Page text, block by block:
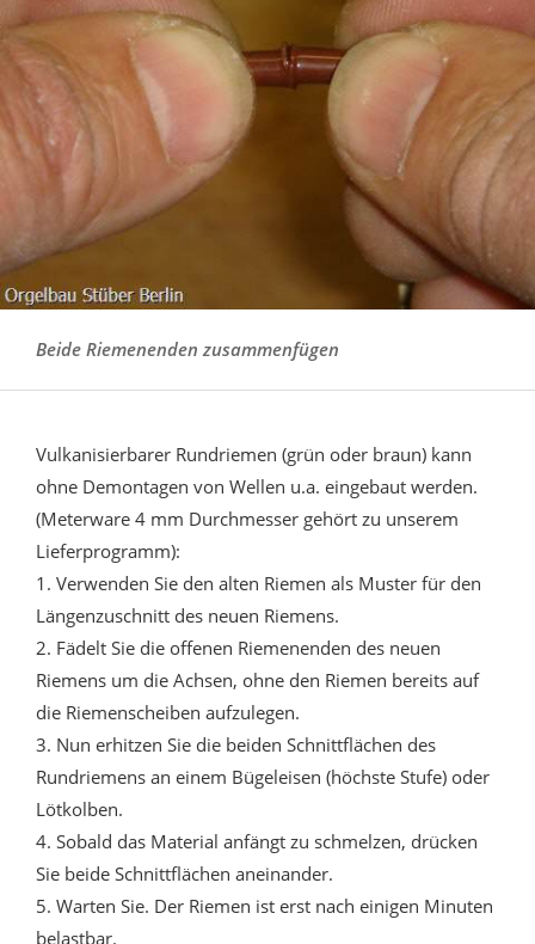
Beide Riemenenden zusammenfügen
Vulkanisierbarer Rundriemen (grün oder braun) kann
ohne Demontagen von Wellen u.a. eingebaut werden.
(Meterware 4 mm Durchmesser gehört zu unserem
Lieferprogramm):
1. Verwenden Sie den alten Riemen als Muster für den
Längenzuschnitt des neuen Riemens.
2. Fädelt Sie die offenen Riemenenden des neuen
Riemens um die Achsen, ohne den Riemen bereits auf
die Riemenscheiben aufzulegen.
3. Nun erhitzen Sie die beiden Schnittflächen des
Rundriemens an einem Bügeleisen (höchste Stufe) oder
Lötkolben.
4. Sobald das Material anfängt zu schmelzen, drücken
Sie beide Schnittflächen aneinander.
5. Warten Sie. Der Riemen ist erst nach einigen Minuten
belastbar.